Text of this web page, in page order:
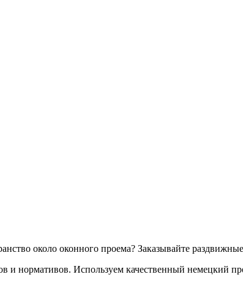
около оконного проема? Заказывайте
нормативов. Используем качественный немецкий